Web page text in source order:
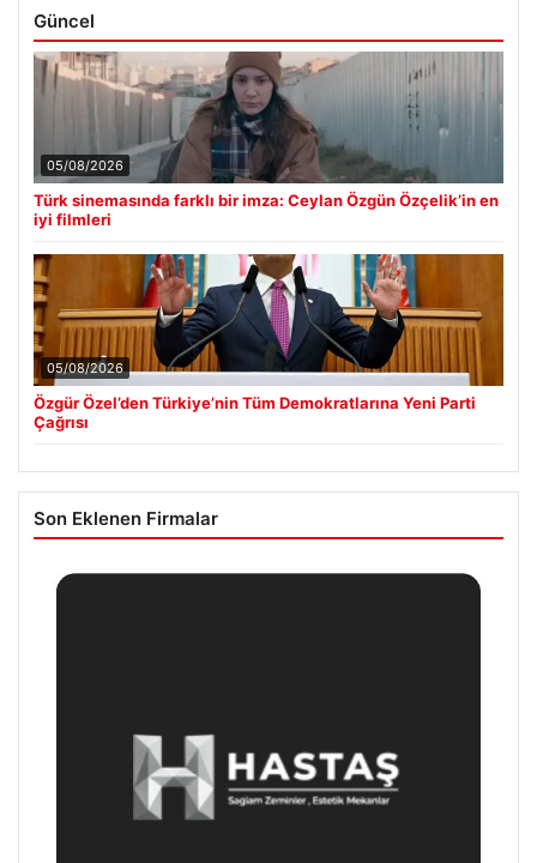
Güncel
05/08/2026
Türk sinemasında farklı bir imza: Ceylan Özgün Özçelik’in en
iyi filmleri
05/08/2026
Özgür Özel’den Türkiye’nin Tüm Demokratlarına Yeni Parti
Çağrısı
Son Eklenen Firmalar